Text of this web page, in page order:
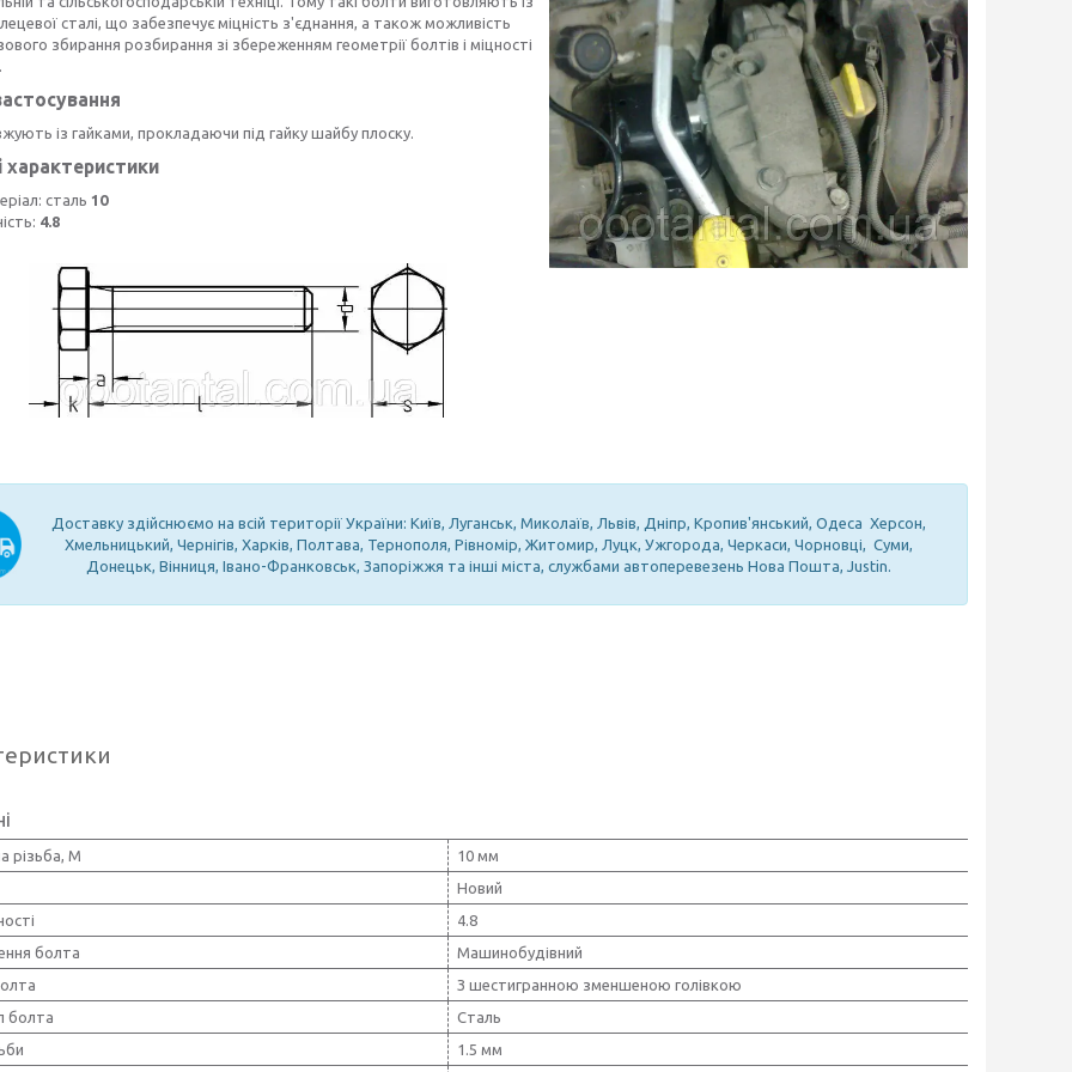
сталі, що забезпечує міцність з'єднання, а також можливість
збирання розбирання зі збереженням геометрії болтів і міцності
із гайками, прокладаючи під гайку шайбу плоску.
характеристики
сталь 10
4.8
Доставку здійснюємо на всій території України: Київ, Луганськ, Миколаїв, Львів, Дніпр, Кропив'янський, Одеса Херсон,
Хмельницький, Чернігів, Харків, Полтава, Тернополя, Рівномір, Житомир, Луцк, Ужгорода, Черкаси, Чорновці, Суми,
Донецьк, Вінниця, Івано-Франковськ, Запоріжжя та інші міста, службами автоперевезень Нова Пошта, Justin.
різьба, М
10 мм
Новий
4.8
болта
Машинобудівний
З шестигранною зменшеною голівкою
болта
Сталь
1.5 мм